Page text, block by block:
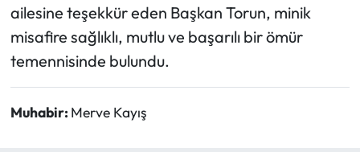
ailesine teşekkür eden Başkan Torun, minik
misafire sağlıklı, mutlu ve başarılı bir ömür
temennisinde bulundu.
Muhabir: Merve Kayış
Resmi Reklam
Siyaset